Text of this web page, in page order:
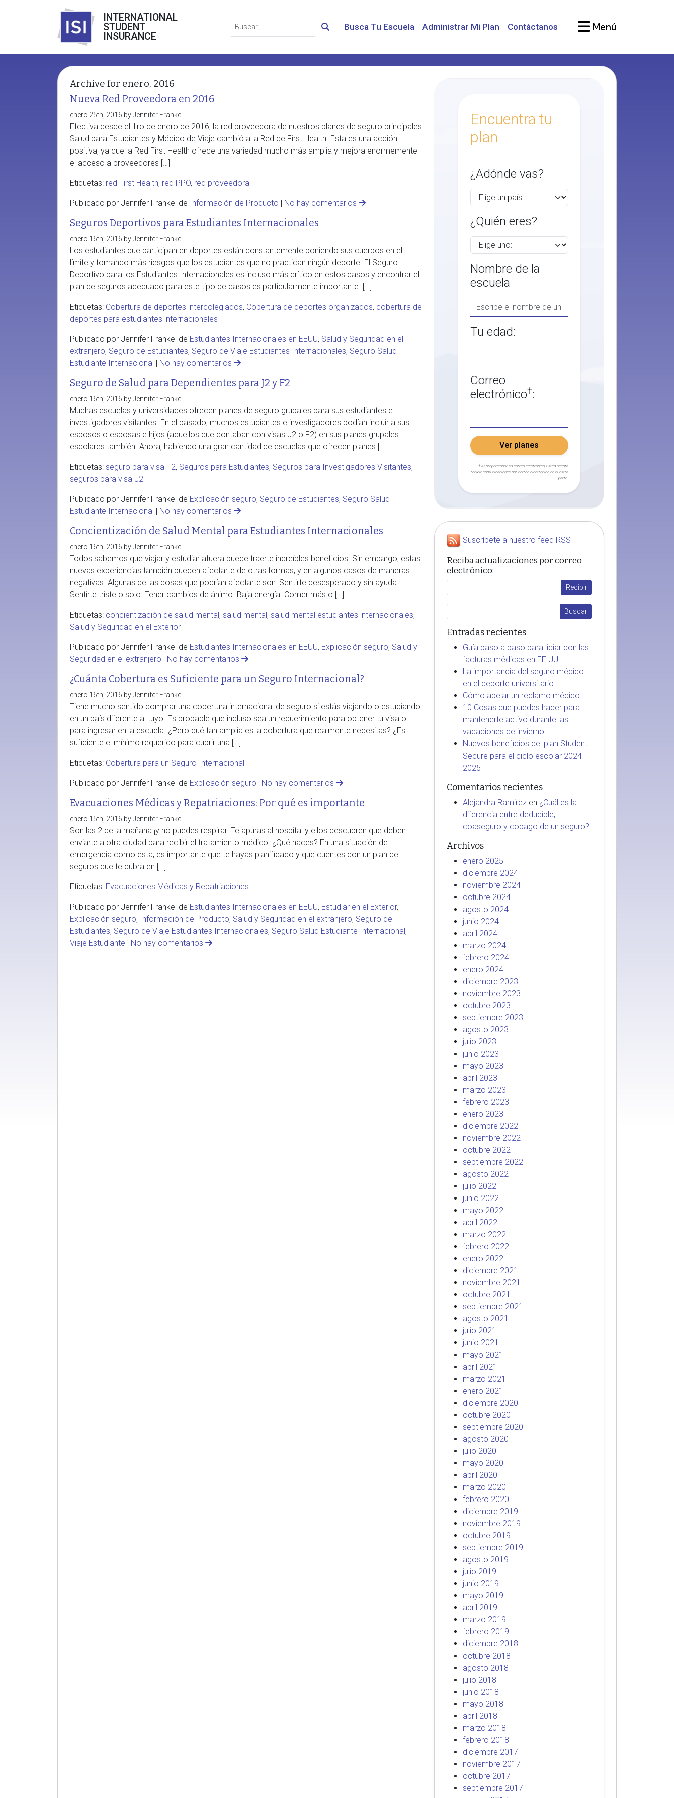
INTERNATIONAL
STUDENT
INSURANCE
Busca Tu Escuela Administrar Mi Plan Contáctanos Menú
Archive for enero, 2016
Nueva Red Proveedora en 2016
enero 25th, 2016 by Jennifer Frankel
Efectiva desde el 1ro de enero de 2016, la red proveedora de nuestros planes de seguro principales
Salud para Estudiantes y Médico de Viaje cambió a la Red de First Health. Esta es una acción
positiva, ya que la Red First Health ofrece una variedad mucho más amplia y mejora enormemente
el acceso a proveedores […]
Etiquetas: red First Health, red PPO, red proveedora
Publicado por Jennifer Frankel de Información de Producto | No hay comentarios
Seguros Deportivos para Estudiantes Internacionales
enero 16th, 2016 by Jennifer Frankel
Los estudiantes que participan en deportes están constantemente poniendo sus cuerpos en el
límite y tomando más riesgos que los estudiantes que no practican ningún deporte. El Seguro
Deportivo para los Estudiantes Internacionales es incluso más crítico en estos casos y encontrar el
plan de seguros adecuado para este tipo de casos es particularmente importante. […]
Etiquetas: Cobertura de deportes intercolegiados, Cobertura de deportes organizados, cobertura de
deportes para estudiantes internacionales
Publicado por Jennifer Frankel de Estudiantes Internacionales en EEUU, Salud y Seguridad en el
extranjero, Seguro de Estudiantes, Seguro de Viaje Estudiantes Internacionales, Seguro Salud
Estudiante Internacional | No hay comentarios
Seguro de Salud para Dependientes para J2 y F2
enero 16th, 2016 by Jennifer Frankel
Muchas escuelas y universidades ofrecen planes de seguro grupales para sus estudiantes e
investigadores visitantes. En el pasado, muchos estudiantes e investigadores podían incluir a sus
esposos o esposas e hijos (aquellos que contaban con visas J2 o F2) en sus planes grupales
escolares también. Ahora, habiendo una gran cantidad de escuelas que ofrecen planes […]
Etiquetas: seguro para visa F2, Seguros para Estudiantes, Seguros para Investigadores Visitantes,
seguros para visa J2
Publicado por Jennifer Frankel de Explicación seguro, Seguro de Estudiantes, Seguro Salud
Estudiante Internacional | No hay comentarios
Concientización de Salud Mental para Estudiantes Internacionales
enero 16th, 2016 by Jennifer Frankel
Todos sabemos que viajar y estudiar afuera puede traerte increíbles beneficios. Sin embargo, estas
nuevas experiencias también pueden afectarte de otras formas, y en algunos casos de maneras
negativas. Algunas de las cosas que podrían afectarte son: Sentirte desesperado y sin ayuda.
Sentirte triste o solo. Tener cambios de ánimo. Baja energía. Comer más o […]
Etiquetas: concientización de salud mental, salud mental, salud mental estudiantes internacionales,
Salud y Seguridad en el Exterior
Publicado por Jennifer Frankel de Estudiantes Internacionales en EEUU, Explicación seguro, Salud y
Seguridad en el extranjero | No hay comentarios
¿Cuánta Cobertura es Suficiente para un Seguro Internacional?
enero 16th, 2016 by Jennifer Frankel
Tiene mucho sentido comprar una cobertura internacional de seguro si estás viajando o estudiando
en un país diferente al tuyo. Es probable que incluso sea un requerimiento para obtener tu visa o
para ingresar en la escuela. ¿Pero qué tan amplia es la cobertura que realmente necesitas? ¿Es
suficiente el mínimo requerido para cubrir una […]
Etiquetas: Cobertura para un Seguro Internacional
Publicado por Jennifer Frankel de Explicación seguro | No hay comentarios
Evacuaciones Médicas y Repatriaciones: Por qué es importante
enero 15th, 2016 by Jennifer Frankel
Son las 2 de la mañana ¡y no puedes respirar! Te apuras al hospital y ellos descubren que deben
enviarte a otra ciudad para recibir el tratamiento médico. ¿Qué haces? En una situación de
emergencia como esta, es importante que te hayas planificado y que cuentes con un plan de
seguros que te cubra en […]
Etiquetas: Evacuaciones Médicas y Repatriaciones
Publicado por Jennifer Frankel de Estudiantes Internacionales en EEUU, Estudiar en el Exterior,
Explicación seguro, Información de Producto, Salud y Seguridad en el extranjero, Seguro de
Estudiantes, Seguro de Viaje Estudiantes Internacionales, Seguro Salud Estudiante Internacional,
Viaje Estudiante | No hay comentarios
Encuentra tu
plan
¿Adónde vas?
¿Quién eres?
Nombre de la
escuela
Tu edad:
Correo
electrónico†:
Ver planes
† Al proporcionar su correo electrónico, usted acepta
recibir comunicaciones por correo electrónico de nuestra
parte.
Suscríbete a nuestro feed RSS
Reciba actualizaciones por correo
electrónico:
Entradas recientes
Guía paso a paso para lidiar con las
facturas médicas en EE.UU.
La importancia del seguro médico
en el deporte universitario
Cómo apelar un reclamo médico
10 Cosas que puedes hacer para
mantenerte activo durante las
vacaciones de invierno
Nuevos beneficios del plan Student
Secure para el ciclo escolar 2024-
2025
Comentarios recientes
Alejandra Ramirezen ¿Cuál es la
diferencia entre deducible,
coaseguro y copago de un seguro?
Archivos
enero 2025
diciembre 2024
noviembre 2024
octubre 2024
agosto 2024
junio 2024
abril 2024
marzo 2024
febrero 2024
enero 2024
diciembre 2023
noviembre 2023
octubre 2023
septiembre 2023
agosto 2023
julio 2023
junio 2023
mayo 2023
abril 2023
marzo 2023
febrero 2023
enero 2023
diciembre 2022
noviembre 2022
octubre 2022
septiembre 2022
agosto 2022
julio 2022
junio 2022
mayo 2022
abril 2022
marzo 2022
febrero 2022
enero 2022
diciembre 2021
noviembre 2021
octubre 2021
septiembre 2021
agosto 2021
julio 2021
junio 2021
mayo 2021
abril 2021
marzo 2021
enero 2021
diciembre 2020
octubre 2020
septiembre 2020
agosto 2020
julio 2020
mayo 2020
abril 2020
marzo 2020
febrero 2020
diciembre 2019
noviembre 2019
octubre 2019
septiembre 2019
agosto 2019
julio 2019
junio 2019
mayo 2019
abril 2019
marzo 2019
febrero 2019
diciembre 2018
octubre 2018
agosto 2018
julio 2018
junio 2018
mayo 2018
abril 2018
marzo 2018
febrero 2018
diciembre 2017
noviembre 2017
octubre 2017
septiembre 2017